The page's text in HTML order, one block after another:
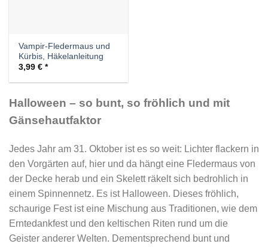
Vampir-Fledermaus und
Kürbis, Häkelanleitung
3,99€
Halloween – so bunt, so fröhlich und mit
Gänsehautfaktor
Jedes Jahr am 31. Oktober ist es so weit: Lichter flackern in
den Vorgärten auf, hier und da hängt eine Fledermaus von
der Decke herab und ein Skelett räkelt sich bedrohlich in
einem Spinnennetz. Es ist Halloween. Dieses fröhlich,
schaurige Fest ist eine Mischung aus Traditionen, wie dem
Erntedankfest und den keltischen Riten rund um die
Geister anderer Welten. Dementsprechend bunt und